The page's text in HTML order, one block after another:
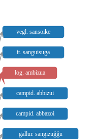
vegl. sansoike
it. sanguisuga
log. ambízua
campid. abbizui
campid. abbazoi
gallur. sangizuǧǧu